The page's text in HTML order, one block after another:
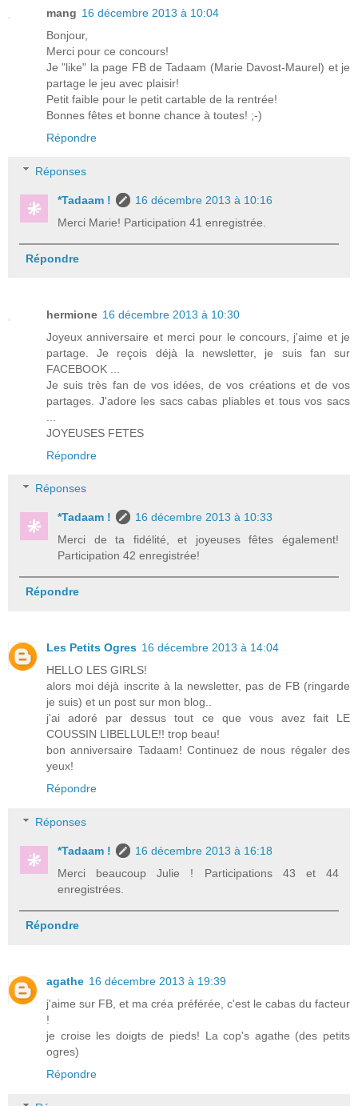
mang 16 décembre 2013 à 10:04
Bonjour,
Merci pour ce concours!
Je "like" la page FB de Tadaam (Marie Davost-Maurel) et je
partage le jeu avec plaisir!
Petit faible pour le petit cartable de la rentrée!
Bonnes fêtes et bonne chance à toutes! ;-)
Répondre
Réponses
*Tadaam !
16 décembre 2013 à 10:16
Merci Marie! Participation 41 enregistrée.
Répondre
hermione 16 décembre 2013 à 10:30
Joyeux anniversaire et merci pour le concours, j'aime et je
partage. Je reçois déjà la newsletter, je suis fan sur
FACEBOOK ...
Je suis très fan de vos idées, de vos créations et de vos
partages. J'adore les sacs cabas pliables et tous vos sacs
JOYEUSES FETES
Répondre
Réponses
*Tadaam !
16 décembre 2013 à 10:33
Merci de ta fidélité, et joyeuses fêtes également!
Participation 42 enregistrée!
Répondre
Les Petits Ogres 16 décembre 2013 à 14:04
HELLO LES GIRLS!
alors moi déjà inscrite à la newsletter, pas de FB (ringarde
je suis) et un post sur mon blog..
j'ai adoré par dessus tout ce que vous avez fait LE
COUSSIN LIBELLULE!! trop beau!
bon anniversaire Tadaam! Continuez de nous régaler des
yeux!
Répondre
Réponses
*Tadaam !
16 décembre 2013 à 16:18
Merci beaucoup Julie ! Participations 43 et 44
enregistrées.
Répondre
agathe 16 décembre 2013 à 19:39
j'aime sur FB, et ma créa préférée, c'est le cabas du facteur
!
je croise les doigts de pieds! La cop's agathe (des petits
ogres)
Répondre